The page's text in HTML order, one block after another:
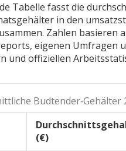
Tabelle fasst die
in den
Zahlen basieren
eigenen Umfragen
und offiziellen
(€)